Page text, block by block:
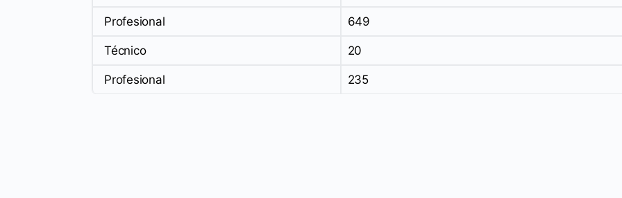
Profesional 649
Técnico 20
Profesional 235